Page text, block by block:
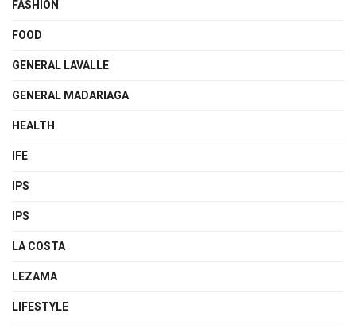
FASHION
FOOD
GENERAL LAVALLE
GENERAL MADARIAGA
HEALTH
IFE
IPS
IPS
LA COSTA
LEZAMA
LIFESTYLE